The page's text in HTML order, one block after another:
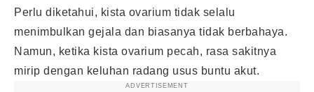
Perlu diketahui, kista ovarium tidak selalu
menimbulkan gejala dan biasanya tidak berbahaya.
Namun, ketika kista ovarium pecah, rasa sakitnya
mirip dengan keluhan radang usus buntu akut.
ADVERTISEMENT